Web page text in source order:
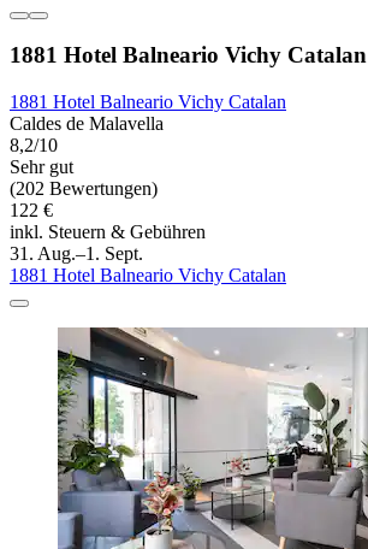
1881 Hotel Balneario Vichy Catalan
1881 Hotel Balneario Vichy Catalan
Caldes de Malavella
8,2/10
Sehr gut
(202 Bewertungen)
122 €
inkl. Steuern & Gebühren
31. Aug.–1. Sept.
1881 Hotel Balneario Vichy Catalan